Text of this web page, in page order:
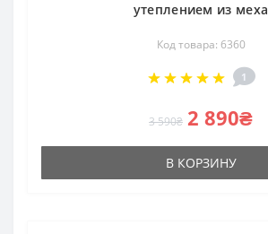
утеплением из меха
Код товара: 6360
1
3 590₴ 2 890₴
В КОРЗИНУ